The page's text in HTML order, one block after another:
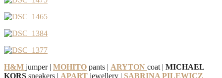
H&M jumper | MOHITO pants | ARYTON coat | MICHAEL
KORS sneakers | APART jewellery | SABRINA PILEWICZ